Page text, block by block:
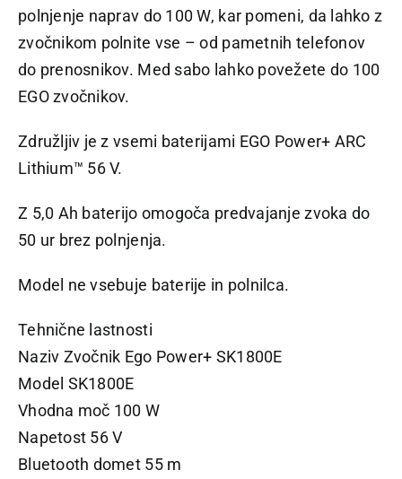
polnjenje naprav do 100 W, kar pomeni, da lahko z
zvočnikom polnite vse – od pametnih telefonov
do prenosnikov. Med sabo lahko povežete do 100
EGO zvočnikov.
Združljiv je z vsemi baterijami EGO Power+ ARC
Lithium™ 56 V.
Z 5,0 Ah baterijo omogoča predvajanje zvoka do
50 ur brez polnjenja.
Model ne vsebuje baterije in polnilca.
Tehnične lastnosti
Naziv Zvočnik Ego Power+ SK1800E
Model SK1800E
Vhodna moč 100 W
Napetost 56 V
Bluetooth domet 55 m